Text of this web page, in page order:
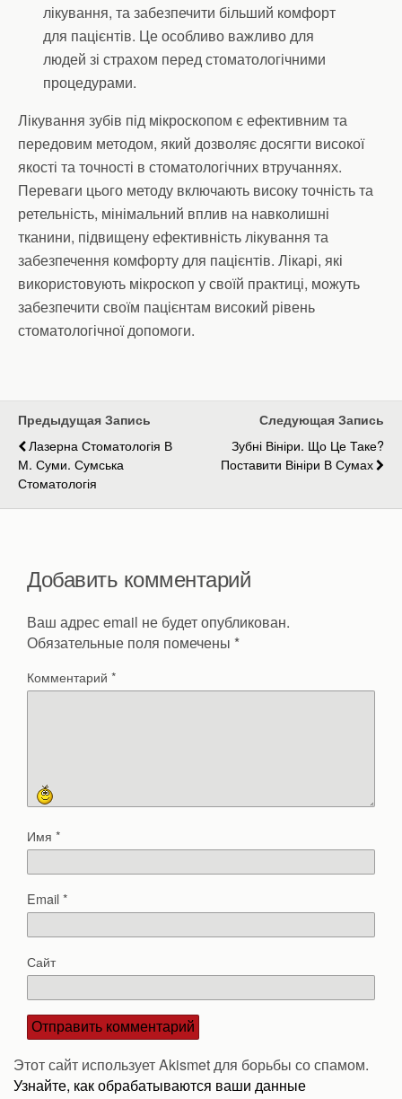
лікування, та забезпечити більший комфорт
для пацієнтів. Це особливо важливо для
людей зі страхом перед стоматологічними
процедурами.
Лікування зубів під мікроскопом є ефективним та
передовим методом, який дозволяє досягти високої
якості та точності в стоматологічних втручаннях.
Переваги цього методу включають високу точність та
ретельність, мінімальний вплив на навколишні
тканини, підвищену ефективність лікування та
забезпечення комфорту для пацієнтів. Лікарі, які
використовують мікроскоп у своїй практиці, можуть
забезпечити своїм пацієнтам високий рівень
стоматологічної допомоги.
Предыдущая Запись
Лазерна Стоматологія В
М. Суми. Сумська
Стоматологія
Следующая Запись
Зубні Вініри. Що Це Таке?
Поставити Вініри В Сумах
Добавить комментарий
Ваш адрес email не будет опубликован.
Обязательные поля помечены *
Комментарий *
Имя *
Email*
Сайт
Этот сайт использует Akismet для борьбы со спамом.
Узнайте, как обрабатываются ваши данные